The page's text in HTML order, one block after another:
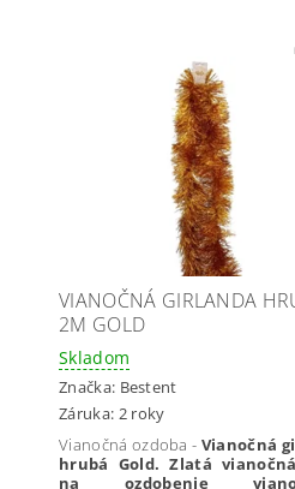
VIANOČNÁ GIRLANDA
2M GOLD
Skladom
Značka: Bestent
Záruka: 2 roky
Vianočná ozdoba - Vianočná
hrubá Gold. Zlatá
na ozdobenie